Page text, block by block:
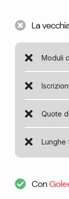
La
Moduli
Quote
Lunghe
Con